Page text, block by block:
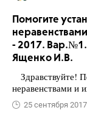
Помогите
- 2017.
Ященко И.В.
Здравствуйте!
неравенствами и
25 сентября 2017